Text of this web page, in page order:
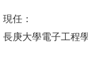
現任：
長庚大學電子工程